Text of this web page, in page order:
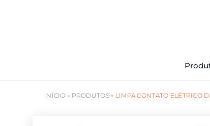
INÍCIO » PRODUTOS» LIMPA CONTATO ELÉTRICO